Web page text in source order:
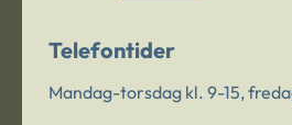
Telefontider
Mandag-torsdag kl. 9-15,